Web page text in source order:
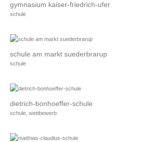
gymnasium kaiser-friedrich-ufer
schule
schule am markt suederbrarup
schule
dietrich-bonhoeffer-schule
schule, wettbewerb